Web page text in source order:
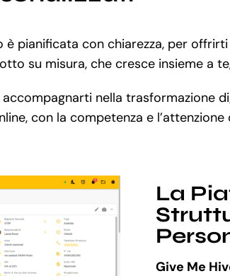
pianificata con chiarezza, per
su misura, che cresce insieme a
nella trasformazione
con la competenza e
La
Give Me